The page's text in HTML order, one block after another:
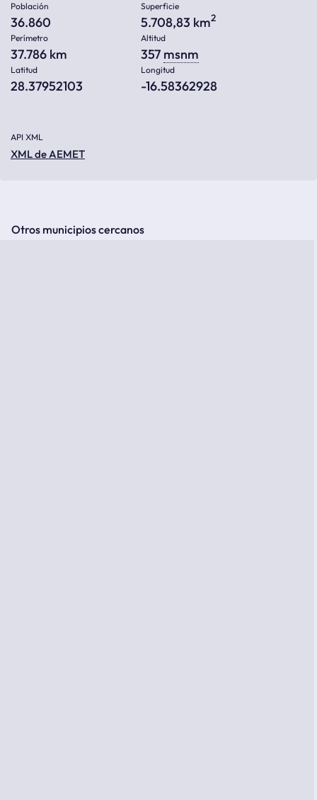
Población
36.860
Superficie
5.708,83 km2
Perímetro
37.786 km
Altitud
357 msnm
Latitud
28.37952103
Longitud
-16.58362928
API XML
XML de AEMET
Otros municipios cercanos